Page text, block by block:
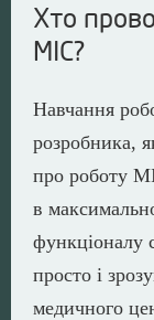
Хто
МІС?
Навчання
розробника,
про роботу
в
функціоналу
просто і
медичного